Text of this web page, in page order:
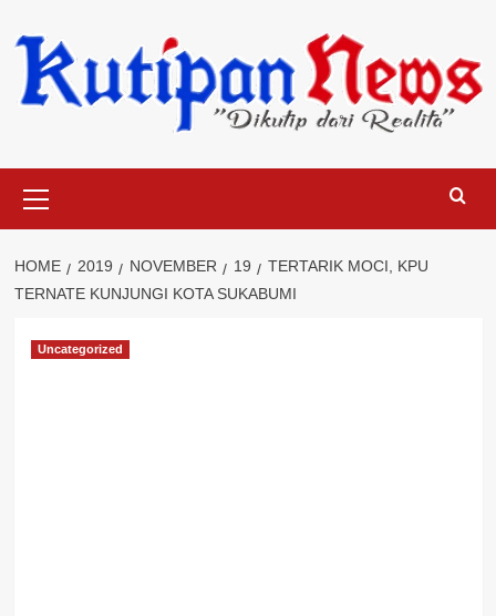
to
content
Menu
HOME 2019 NOVEMBER 19
TERTARIK MOCI, KPU
TERNATE KUNJUNGI KOTA SUKABUMI
Uncategorized